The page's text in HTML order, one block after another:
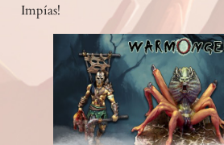
Impías!